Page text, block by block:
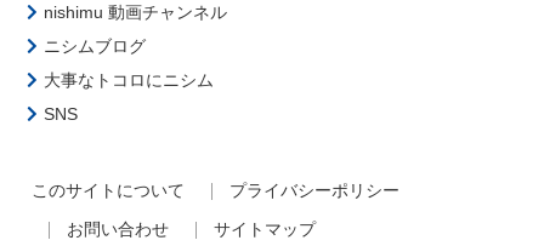
nishimu 動画チャンネル
ニシムブログ
大事なトコロにニシム
SNS
このサイトについて
プライバシーポリシー
お問い合わせ
サイトマップ